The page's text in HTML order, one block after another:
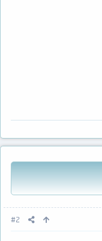
#2